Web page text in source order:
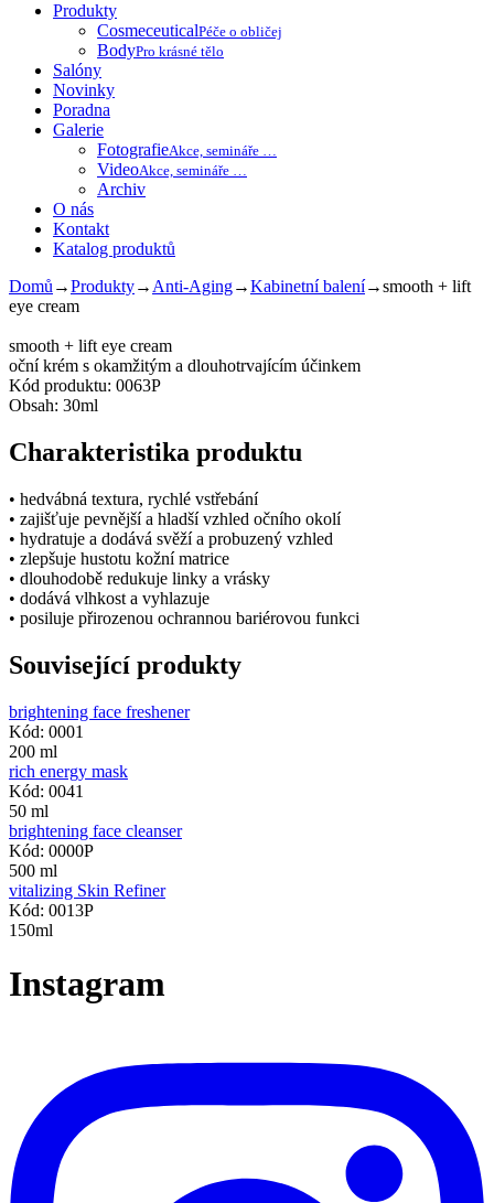
Produkty
CosmeceuticalPéče o obličej
BodyPro krásné tělo
Salóny
Novinky
Poradna
Galerie
FotografieAkce, semináře …
VideoAkce, semináře …
Archiv
O nás
Kontakt
Katalog produktů
Domů →Produkty→ Anti-Aging→Kabinetní balení→smooth + lift
eye cream
smooth + lift eye cream
oční krém s okamžitým a dlouhotrvajícím účinkem
Kód produktu: 0063P
Obsah: 30ml
Charakteristika produktu
• hedvábná textura, rychlé vstřebání
• zajišťuje pevnější a hladší vzhled očního okolí
• hydratuje a dodává svěží a probuzený vzhled
• zlepšuje hustotu kožní matrice
• dlouhodobě redukuje linky a vrásky
• dodává vlhkost a vyhlazuje
• posiluje přirozenou ochrannou bariérovou funkci
Související produkty
brightening face freshener
Kód: 0001
200 ml
rich energy mask
Kód: 0041
50 ml
brightening face cleanser
Kód: 0000P
500 ml
vitalizing Skin Refiner
Kód: 0013P
150ml
Instagram